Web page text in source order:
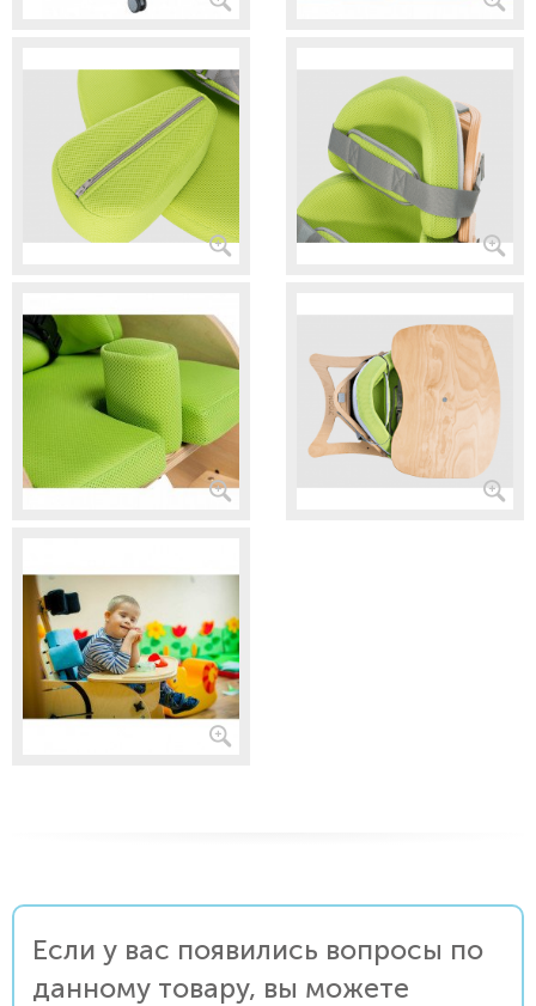
Если у вас появились вопросы по
данному товару, вы можете